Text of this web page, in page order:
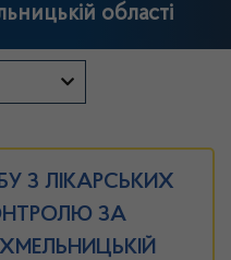
області
З ЛІКАРСЬКИХ
ЗА